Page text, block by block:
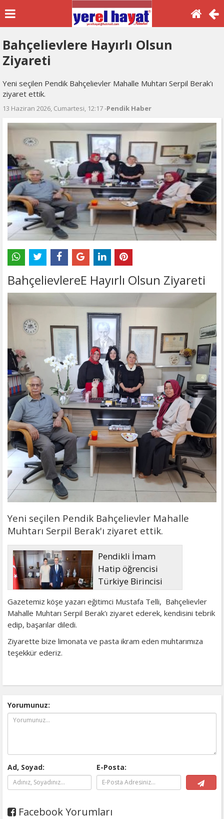
Bahçelievlere Hayırlı Olsun
Ziyareti
Yeni seçilen Pendik Bahçelievler Mahalle Muhtarı Serpil Berak'ı
ziyaret ettik.
13 Haziran 2026, Cumartesi, 12:17 -Pendik Haber
BahçelievlereE Hayırlı Olsun Ziyareti
Yeni seçilen Pendik Bahçelievler Mahalle
Muhtarı Serpil Berak'ı ziyaret ettik.
Pendikli İmam
Hatip öğrencisi
Türkiye Birincisi
Gazetemiz köşe yazarı eğitimci Mustafa Telli, Bahçelievler
Mahalle Muhtarı Serpil Berak'ı ziyaret ederek, kendisini tebrik
edip, başarılar diledi.
Ziyarette bize limonata ve pasta ikram eden muhtarımıza
teşekkür ederiz.
Yorumunuz:
Ad, Soyad: E-Posta:
Facebook Yorumları